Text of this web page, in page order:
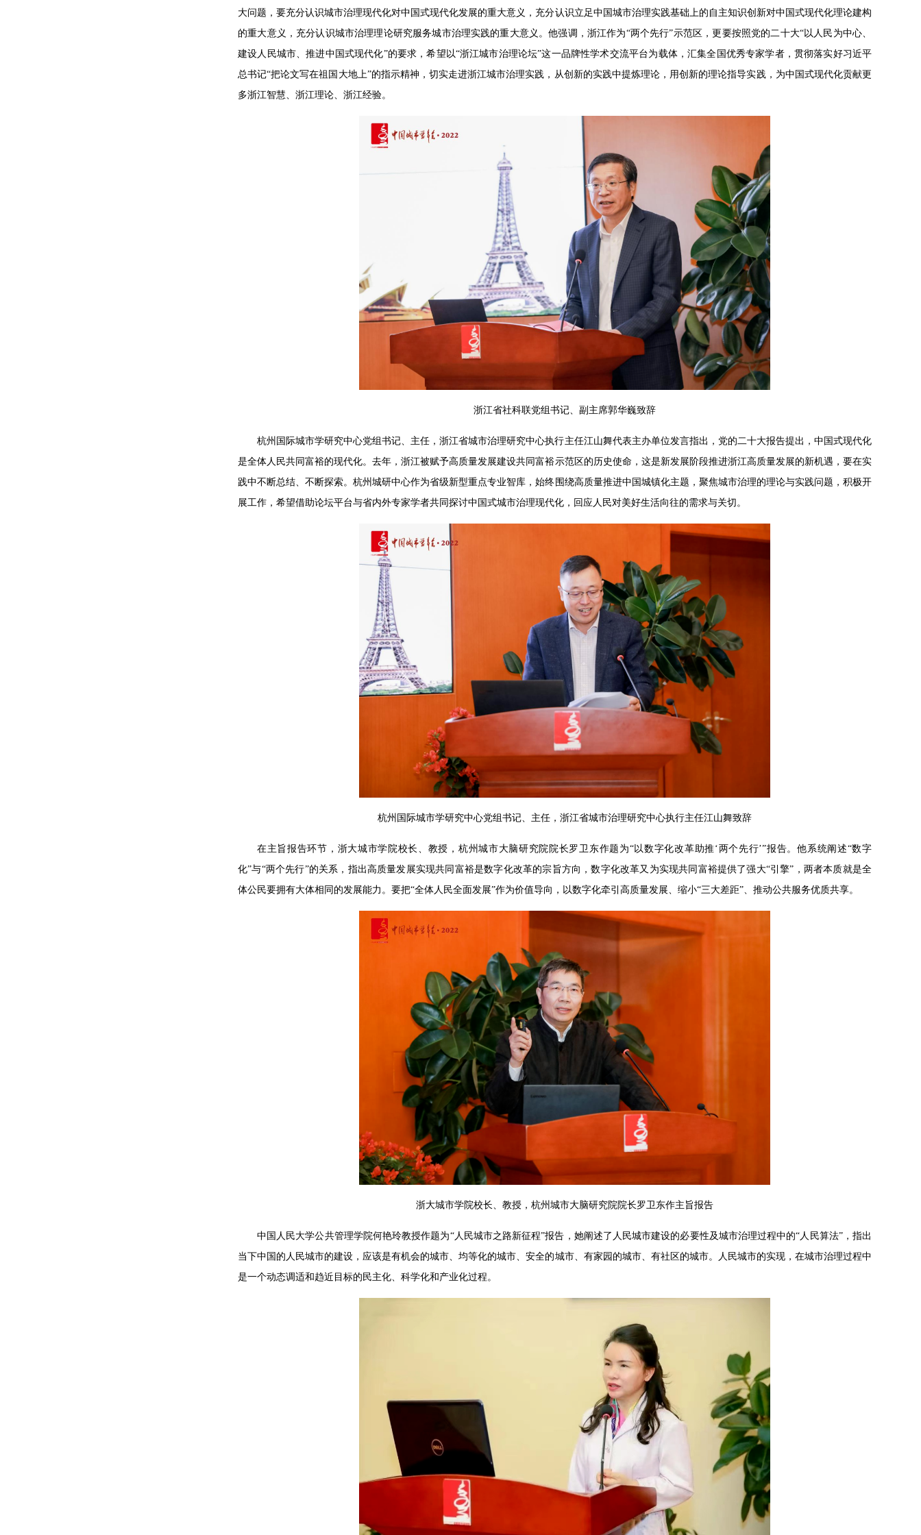
大问题，要充分认识城市治理现代化对中国式现代化发展的重大意义，充分认识立足中国城市治理实践基础上的自主知识创新对中国式现代化理论建构
的重大意义，充分认识城市治理理论研究服务城市治理实践的重大意义。他强调，浙江作为“两个先行”示范区，更要按照党的二十大“以人民为中心、
建设人民城市、推进中国式现代化”的要求，希望以“浙江城市治理论坛”这一品牌性学术交流平台为载体，汇集全国优秀专家学者，贯彻落实好习近平
总书记“把论文写在祖国大地上”的指示精神，切实走进浙江城市治理实践，从创新的实践中提炼理论，用创新的理论指导实践，为中国式现代化贡献更
多浙江智慧、浙江理论、浙江经验。
浙江省社科联党组书记、副主席郭华巍致辞
杭州国际城市学研究中心党组书记、主任，浙江省城市治理研究中心执行主任江山舞代表主办单位发言指出，党的二十大报告提出，中国式现代化
是全体人民共同富裕的现代化。去年，浙江被赋予高质量发展建设共同富裕示范区的历史使命，这是新发展阶段推进浙江高质量发展的新机遇，要在实
践中不断总结、不断探索。杭州城研中心作为省级新型重点专业智库，始终围绕高质量推进中国城镇化主题，聚焦城市治理的理论与实践问题，积极开
展工作，希望借助论坛平台与省内外专家学者共同探讨中国式城市治理现代化，回应人民对美好生活向往的需求与关切。
杭州国际城市学研究中心党组书记、主任，浙江省城市治理研究中心执行主任江山舞致辞
在主旨报告环节，浙大城市学院校长、教授，杭州城市大脑研究院院长罗卫东作题为“以数字化改革助推‘两个先行’”报告。他系统阐述“数字
化”与“两个先行”的关系，指出高质量发展实现共同富裕是数字化改革的宗旨方向，数字化改革又为实现共同富裕提供了强大“引擎”，两者本质就是全
体公民要拥有大体相同的发展能力。要把“全体人民全面发展”作为价值导向，以数字化牵引高质量发展、缩小“三大差距”、推动公共服务优质共享。
浙大城市学院校长、教授，杭州城市大脑研究院院长罗卫东作主旨报告
中国人民大学公共管理学院何艳玲教授作题为“人民城市之路新征程”报告，她阐述了人民城市建设的必要性及城市治理过程中的“人民算法”，指出
当下中国的人民城市的建设，应该是有机会的城市、均等化的城市、安全的城市、有家园的城市、有社区的城市。人民城市的实现，在城市治理过程中
是一个动态调适和趋近目标的民主化、科学化和产业化过程。